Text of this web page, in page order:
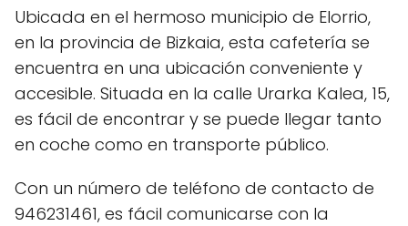
Ubicada en el hermoso municipio de Elorrio,
en la provincia de Bizkaia, esta cafetería se
encuentra en una ubicación conveniente y
accesible. Situada en la calle Urarka Kalea, 15,
es fácil de encontrar y se puede llegar tanto
en coche como en transporte público.
Con un número de teléfono de contacto de
946231461, es fácil comunicarse con la